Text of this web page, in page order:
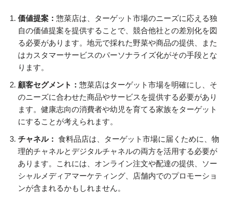
価値提案： 惣菜店は、ターゲット市場のニーズに応える独
自の価値提案を提供することで、競合他社との差別化を図
る必要があります。地元で採れた野菜や商品の提供、また
はカスタマーサービスのパーソナライズ化がその手段とな
ります。
顧客セグメント： 惣菜店はターゲット市場を明確にし、そ
のニーズに合わせた商品やサービスを提供する必要があり
ます。健康志向の消費者や幼児を育てる家族をターゲット
にすることが考えられます。
チャネル： 食料品店は、ターゲット市場に届くために、物
理的チャネルとデジタルチャネルの両方を活用する必要が
あります。これには、オンライン注文や配達の提供、ソー
シャルメディアマーケティング、店舗内でのプロモーショ
ンが含まれるかもしれません。